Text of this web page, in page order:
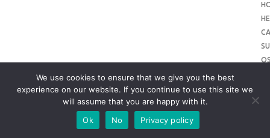
We use cookies to ensure that we give you the best
experience on our website. If you continue to use this site we
will assume that you are happy with it.
Ok
No Privacy policy